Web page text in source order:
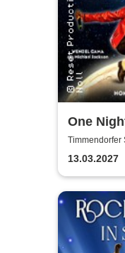
One
to The
Timmendorfer
Timmendorfer
13.03.2027